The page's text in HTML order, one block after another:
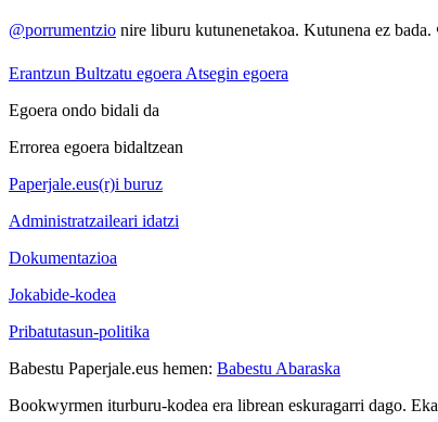
@porrumentzio nire liburu kutunenetakoa. Kutunena ez
Erantzun Bultzatu egoera Atsegin egoera
Egoera ondo bidali da
Errorea egoera bidaltzean
Paperjale.eus(r)i buruz
Administratzaileari idatzi
Dokumentazioa
Jokabide-kodea
Pribatutasun-politika
Babestu Paperjale.eus hemen: Babestu Abaraska
Bookwyrmen iturburu-kodea era librean eskuragarri dago.